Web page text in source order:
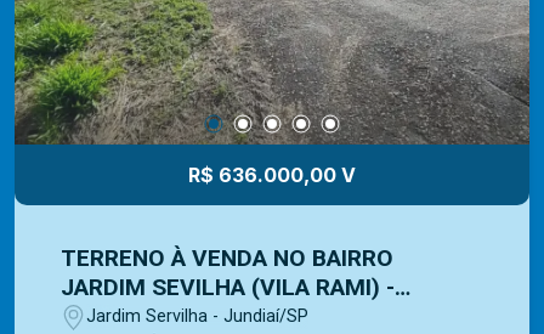
treinamento exclusivo para melhor te atender.
Ligue e solicite seu atendimento!
R$ 636.000,00 V
TERRENO À VENDA NO BAIRRO
JARDIM SEVILHA (VILA RAMI) -
JUNDIAÍ/SP
Jardim Servilha - Jundiaí/SP